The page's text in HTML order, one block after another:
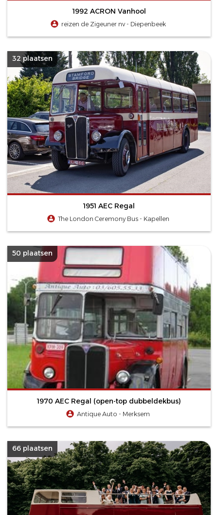
1992 ACRON Vanhool
reizen de Zigeuner nv - Diepenbeek
32 plaatsen
1951 AEC Regal
The London Ceremony Bus - Kapellen
50 plaatsen
1970 AEC Regal (open-top dubbeldekbus)
Antique Auto - Merksem
66 plaatsen